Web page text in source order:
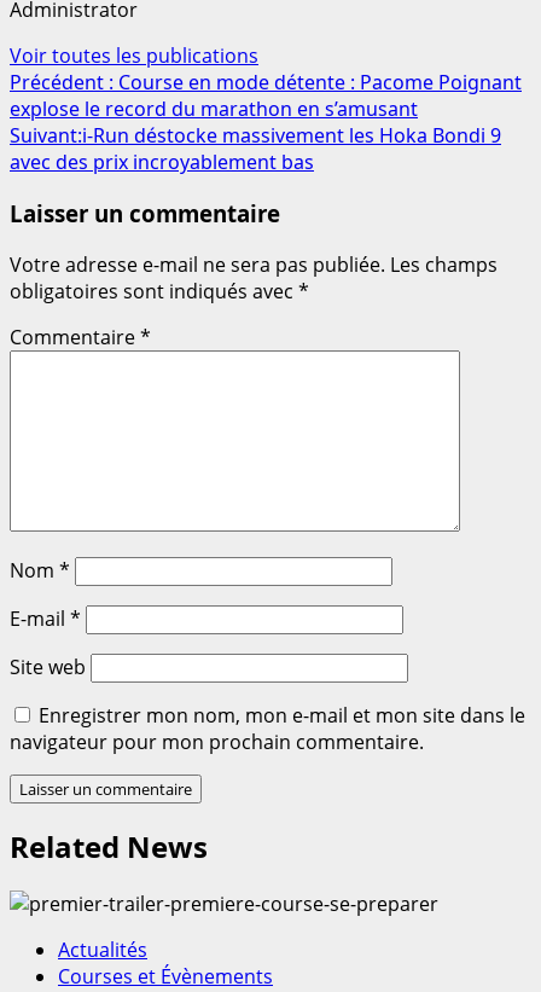
Administrator
Voir toutes les publications
Navigation
d’article
Précédent : Course en mode détente : Pacome Poignant
explose le record du marathon en s’amusant
Suivant:i-Run déstocke massivement les Hoka Bondi 9
avec des prix incroyablement bas
Laisser un commentaire
Votre adresse e-mail ne sera pas publiée. Les champs
obligatoires sont indiqués avec *
Commentaire*
Nom *
E-mail *
Site web
Enregistrer mon nom, mon e-mail et mon site dans le
navigateur pour mon prochain commentaire.
Related News
Actualités
Courses et Évènements